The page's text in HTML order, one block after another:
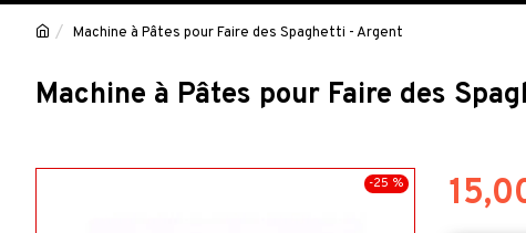
Machine à Pâtes pour Faire des Spaghetti - Argent
Machine à Pâtes pour Faire des
-25 %